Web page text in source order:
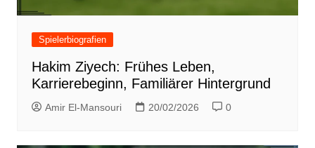
Spielerbiografien
Hakim Ziyech: Frühes Leben,
Karrierebeginn, Familiärer Hintergrund
Amir El-Mansouri 20/02/2026 0